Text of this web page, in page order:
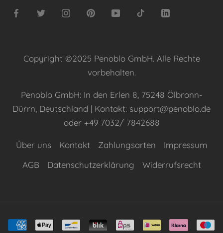
Copyright ©2025 Penoblo GmbH. Alle Rechte
vorbehalten.
Penoblo GmbH: In den Erlen 8, 75248 Ölbronn-
Dürrn, Deutschland | Kontakt: support@penoblo.de
oder +49 7032/ 7842688
Über uns Kontakt Zahlungsarten
Impressum
AGB
Datenschutzerklärung Widerrufsrecht